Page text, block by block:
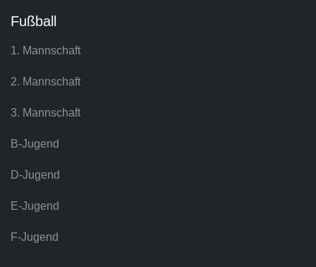
Fußball
1. Mannschaft
2. Mannschaft
3. Mannschaft
B-Jugend
D-Jugend
E-Jugend
F-Jugend